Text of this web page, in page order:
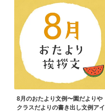
8月のおたより文例〜園だよりや
クラスだよりの書き出し文例アイ